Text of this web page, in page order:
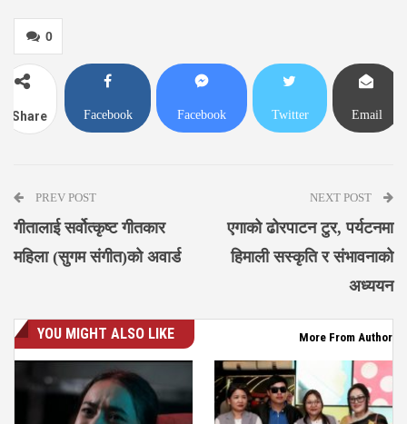
0
Share Facebook Facebook Twitter Email
PREV POST
गीतालाई सर्वोत्कृष्ट गीतकार
महिला (सुगम संगीत)को अवार्ड
NEXT POST
एगाको ढोरपाटन टुर, पर्यटनमा
हिमाली सस्कृति र संभावनाको
अध्ययन
YOU MIGHT ALSO LIKE More From Author